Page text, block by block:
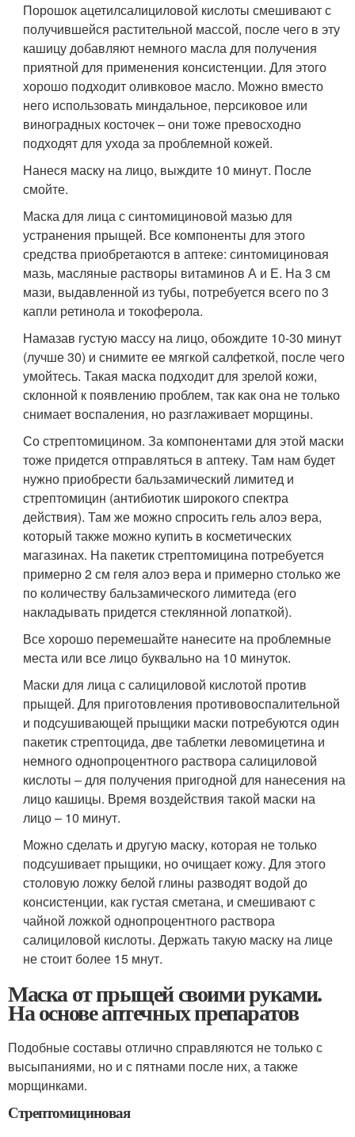
Порошок ацетилсалициловой кислоты смешивают с
получившейся растительной массой, после чего в эту
кашицу добавляют немного масла для получения
приятной для применения консистенции. Для этого
хорошо подходит оливковое масло. Можно вместо
него использовать миндальное, персиковое или
виноградных косточек – они тоже превосходно
подходят для ухода за проблемной кожей.
Нанеся маску на лицо, выждите 10 минут. После
смойте.
Маска для лица с синтомициновой мазью для
устранения прыщей. Все компоненты для этого
средства приобретаются в аптеке: синтомициновая
мазь, масляные растворы витаминов А и Е. На 3 см
мази, выдавленной из тубы, потребуется всего по 3
капли ретинола и токоферола.
Намазав густую массу на лицо, обождите 10-30 минут
(лучше 30) и снимите ее мягкой салфеткой, после чего
умойтесь. Такая маска подходит для зрелой кожи,
склонной к появлению проблем, так как она не только
снимает воспаления, но разглаживает морщины.
Со стрептомицином. За компонентами для этой маски
тоже придется отправляться в аптеку. Там нам будет
нужно приобрести бальзамический лимитед и
стрептомицин (антибиотик широкого спектра
действия). Там же можно спросить гель алоэ вера,
который также можно купить в косметических
магазинах. На пакетик стрептомицина потребуется
примерно 2 см геля алоэ вера и примерно столько же
по количеству бальзамического лимитеда (его
накладывать придется стеклянной лопаткой).
Все хорошо перемешайте нанесите на проблемные
места или все лицо буквально на 10 минуток.
Маски для лица с салициловой кислотой против
прыщей. Для приготовления противовоспалительной
и подсушивающей прыщики маски потребуются один
пакетик стрептоцида, две таблетки левомицетина и
немного однопроцентного раствора салициловой
кислоты – для получения пригодной для нанесения на
лицо кашицы. Время воздействия такой маски на
лицо – 10 минут.
Можно сделать и другую маску, которая не только
подсушивает прыщики, но очищает кожу. Для этого
столовую ложку белой глины разводят водой до
консистенции, как густая сметана, и смешивают с
чайной ложкой однопроцентного раствора
салициловой кислоты. Держать такую маску на лице
не стоит более 15 мнут.
Маска от прыщей своими руками.
На основе аптечных препаратов
Подобные составы отлично справляются не только с
высыпаниями, но и с пятнами после них, а также
морщинками.
Стрептомициновая